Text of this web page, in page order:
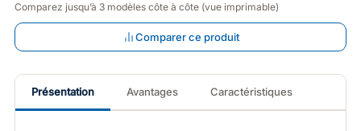
Comparez jusqu’à 3 modèles côte à côte (vue imprimable)
Comparer ce produit
Présentation Avantages Caractéristiques